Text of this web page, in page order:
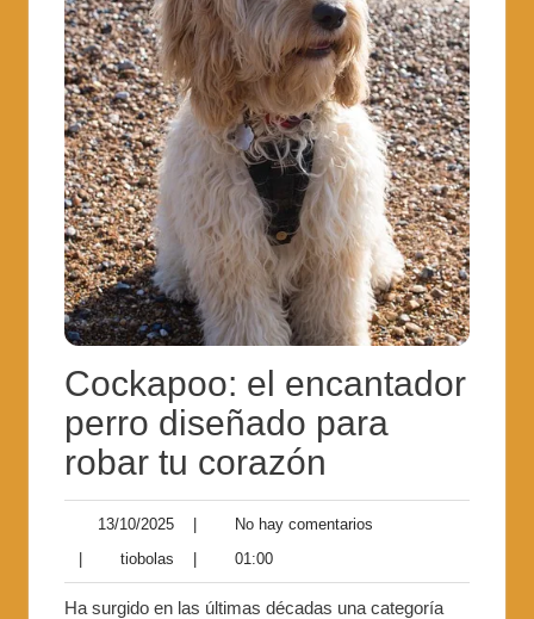
Cockapoo: el encantador
perro diseñado para
robar tu corazón
13/10/2025
No hay comentarios
tiobolas 01:00
Ha surgido en las últimas décadas una categoría